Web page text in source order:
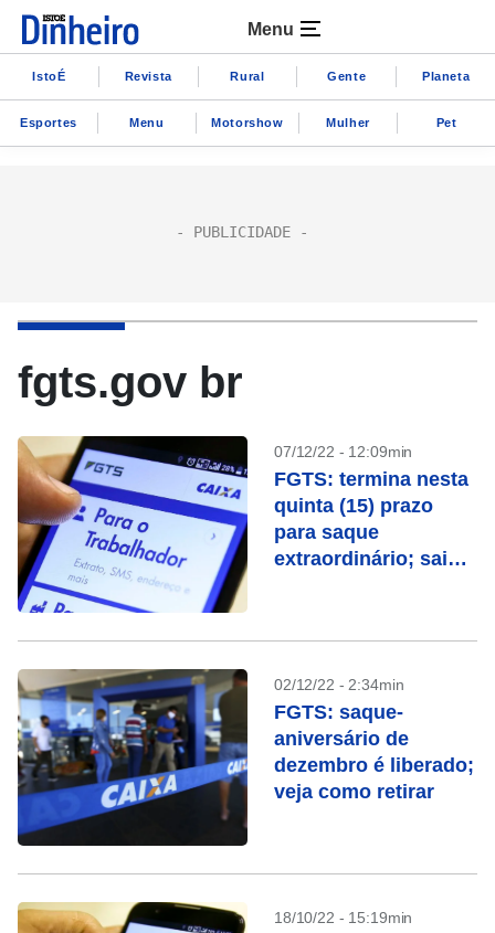
Menu
IstoÉ Revista Rural Gente Planeta
Esportes Menu Motorshow Mulher Pet
fgts.gov br
07/12/22 - 12:09min
FGTS: termina nesta
quinta (15) prazo
para saque
extraordinário; saiba
02/12/22 - 2:34min
FGTS: saque-
aniversário de
dezembro é liberado;
veja como retirar
18/10/22 - 15:19min